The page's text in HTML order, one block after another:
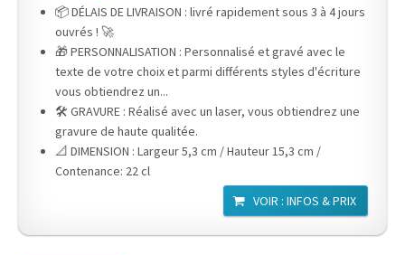
📦 DÉLAIS DE LIVRAISON : livré rapidement sous 3 à 4 jours
ouvrés ! 🚀
🎁 PERSONNALISATION : Personnalisé et gravé avec le
texte de votre choix et parmi différents styles d'écriture
vous obtiendrez un...
🛠️ GRAVURE : Réalisé avec un laser, vous obtiendrez une
gravure de haute qualitée.
📐 DIMENSION : Largeur 5,3 cm / Hauteur 15,3 cm /
Contenance: 22 cl
VOIR : INFOS & PRIX